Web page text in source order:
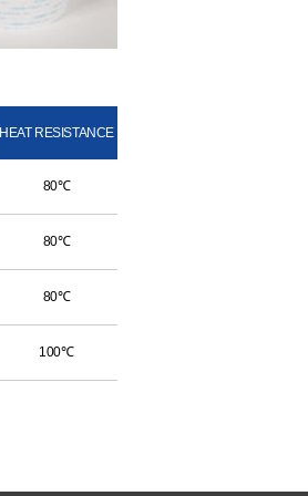
HEAT RESISTANCE
80℃
80℃
80℃
100℃